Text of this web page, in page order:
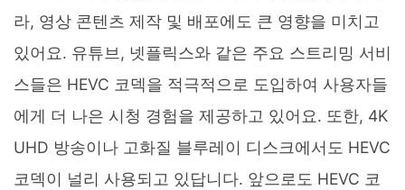
라, 영상 콘텐츠 제작 및 배포에도 큰 영향을 미치고
있어요. 유튜브, 넷플릭스와 같은 주요 스트리밍 서비
스들은 HEVC 코덱을 적극적으로 도입하여 사용자들
에게 더 나은 시청 경험을 제공하고 있어요. 또한, 4K
UHD 방송이나 고화질 블루레이 디스크에서도 HEVC
코덱이 널리 사용되고 있답니다. 앞으로도 HEVC 코